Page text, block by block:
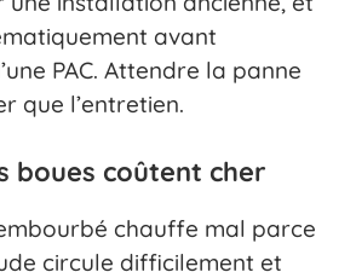
avant
PAC. Attendre la panne
que l’entretien.
boues coûtent cher
chauffe mal parce
circule difficilement et